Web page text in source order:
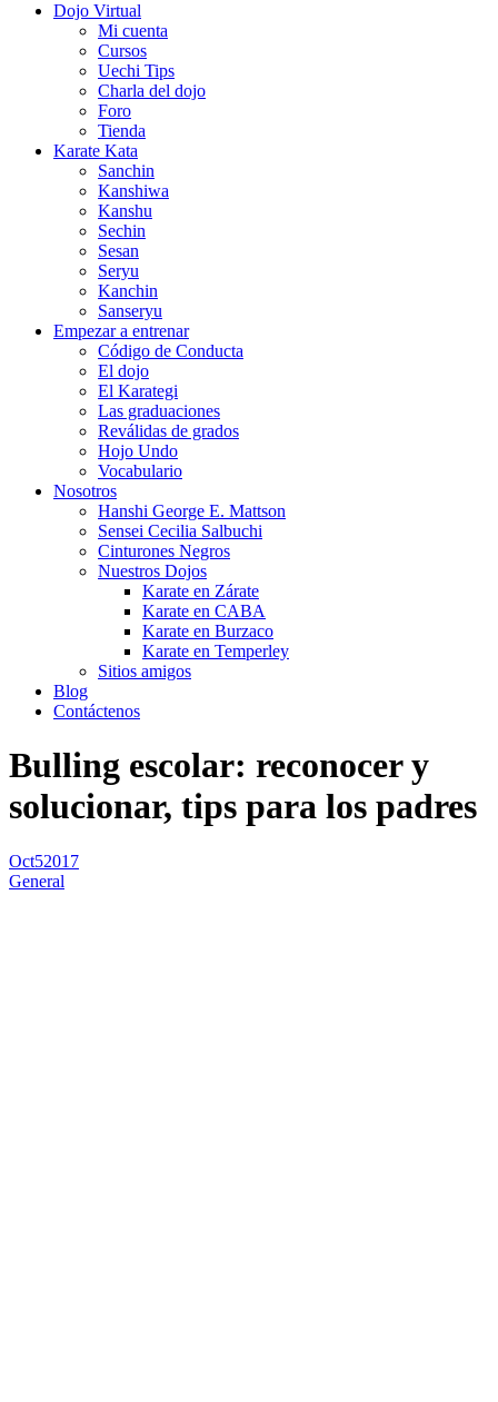
Dojo Virtual
Mi cuenta
Cursos
Uechi Tips
Charla del dojo
Foro
Tienda
Karate Kata
Sanchin
Kanshiwa
Kanshu
Sechin
Sesan
Seryu
Kanchin
Sanseryu
Empezar a entrenar
Código de Conducta
El dojo
El Karategi
Las graduaciones
Reválidas de grados
Hojo Undo
Vocabulario
Nosotros
Hanshi George E. Mattson
Sensei Cecilia Salbuchi
Cinturones Negros
Nuestros Dojos
Karate en Zárate
Karate en CABA
Karate en Burzaco
Karate en Temperley
Sitios amigos
Blog
Contáctenos
Bulling escolar: reconocer y
solucionar, tips para los padres
Oct52017
General